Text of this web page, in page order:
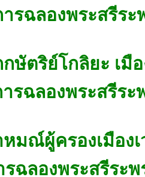
รฉลองพระสรีร
ษัตริย์โกลิยะ เมื
รฉลองพระสรีร
มณ์ผู้ครองเมือง
รฉลองพระสรีระ